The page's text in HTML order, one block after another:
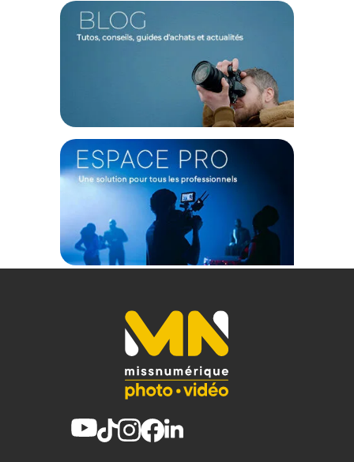
Caractéristiques du support de montage Tilta Nucleus-
Type d'accessoire : Support de montage rigide
1x Support de montage pour unité manuelle Tilta Nucleus-M II
Offre valable jusqu'au 09-08-2026 inclus.
Code EAN Tilta support de montage pour l'unité manuelle
Nucleus-M II FIZ - Fixation & harnais - Achat et Prix :
6937134617856
Garantie 2 ans
(1) Nombre de points Fidélité estimés, hors remises au panier, basé